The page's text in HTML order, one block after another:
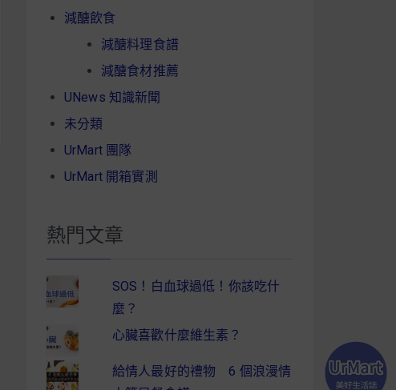
減醣飲食
減醣料理食譜
減醣食材推薦
UNews 知識新聞
未分類
UrMart 團隊
UrMart 開箱實測
熱門文章
SOS！白血球過低！你該吃什
麼？
心臟喜歡什麼維生素？
給情人最好的禮物 6 個浪漫情